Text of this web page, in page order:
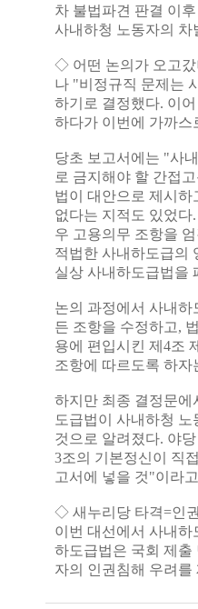
차 불법파견 판결 이
사내하청 노동자의
◇ 어떤 논의가 오고갔
나 "비정규직 문제는
하기로 결정했다. 이
하다가 이번에 가까스
당초 보고서에는 "사
로 금지해야 할 간접
법이 대안으로 제시
없다는 지적도 있었
우 고용의무 조항을
적법한 사내하도급의
실상 사내하도급법을
논의 과정에서 사내
든 조항을 수정하고,
용에 편입시킨 제4조
조항에 따르도록 하
하지만 최종 결정문
도급법이 사내하청
것으로 알려졌다. 야
3조의 기본정신이 직
고서에 넣을 것"이라
◇ 새누리당 타격=인
이번 대선에서 사내하
하도급법은 국회 제출
자의 인권침해 우려